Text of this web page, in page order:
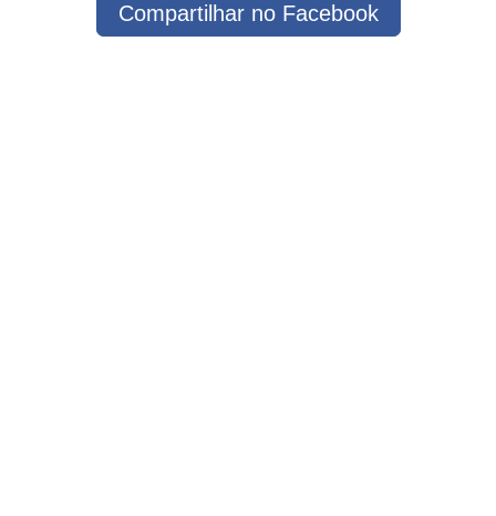
Compartilhar no Facebook